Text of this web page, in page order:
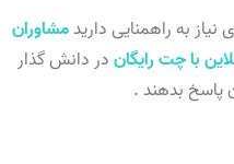
به راهمنایی داریدمشاوران
با چت رایگاندر دانش گذار
پاسخ بدهند .